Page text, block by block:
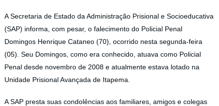
A Secretaria de Estado da Administração Prisional e Socioeducativa
(SAP) informa, com pesar, o falecimento do Policial Penal
Domingos Henrique Cataneo (70), ocorrido nesta segunda-feira
(05). Seu Domingos, como era conhecido, atuava como Policial
Penal desde novembro de 2008 e atualmente estava lotado na
Unidade Prisional Avançada de Itapema.
A SAP presta suas condolências aos familiares, amigos e colegas